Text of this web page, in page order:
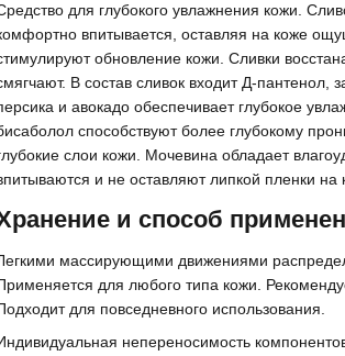
для глубокого увлажнения кожи.
впитывается, оставляя на коже
обновление кожи. Сливки
В состав сливок входит Д-
и авокадо обеспечивает глубокое
способствуют более глубокому
слои кожи. Мочевина обладает
и не оставляют липкой пленки на
и способ
массирующими движениями
для любого типа кожи.
для повседневного использования.
непереносимость